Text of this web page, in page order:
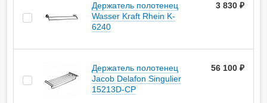
Держатель полотенец
Wasser Kraft Rhein K-
6240
3 830
Держатель полотенец
Jacob Delafon Singulier
15213D-CP
56 100